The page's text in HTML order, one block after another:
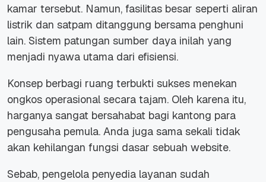
kamar tersebut. Namun, fasilitas besar seperti aliran
listrik dan satpam ditanggung bersama penghuni
lain. Sistem patungan sumber daya inilah yang
menjadi nyawa utama dari efisiensi.
Konsep berbagi ruang terbukti sukses menekan
ongkos operasional secara tajam. Oleh karena itu,
harganya sangat bersahabat bagi kantong para
pengusaha pemula. Anda juga sama sekali tidak
akan kehilangan fungsi dasar sebuah website.
Sebab, pengelola penyedia layanan sudah